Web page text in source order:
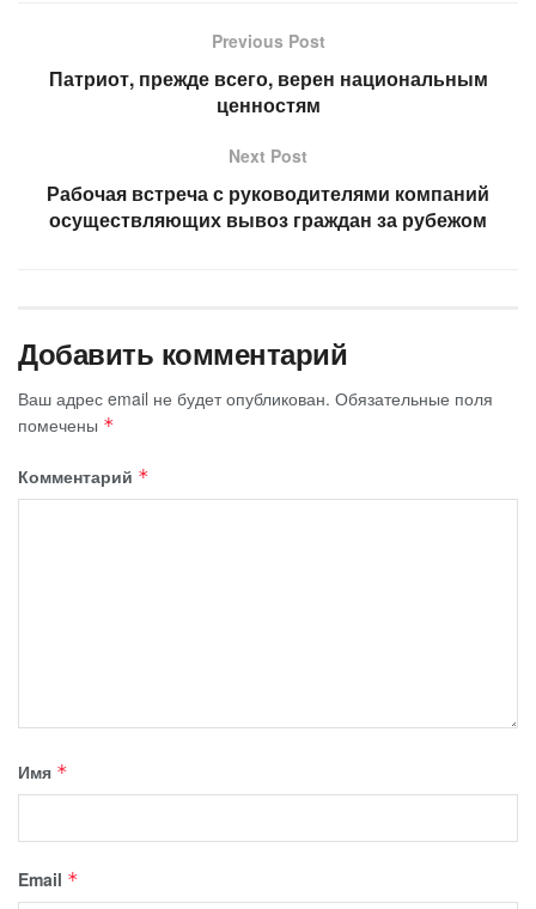
Previous Post
Патриот, прежде всего, верен национальным
ценностям
Next Post
Рабочая встреча с руководителями компаний
осуществляющих вывоз граждан за рубежом
Добавить комментарий
Ваш адрес email не будет опубликован. Обязательные поля
помечены *
Комментарий *
Имя *
Email *